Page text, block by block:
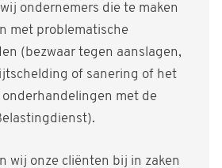
ondernemers die te maken
met problematische
(bezwaar tegen aanslagen,
of sanering of het
met de
wij onze cliënten bij in zaken